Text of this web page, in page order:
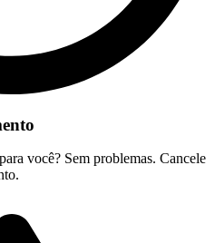
você? Sem problemas. Cancele